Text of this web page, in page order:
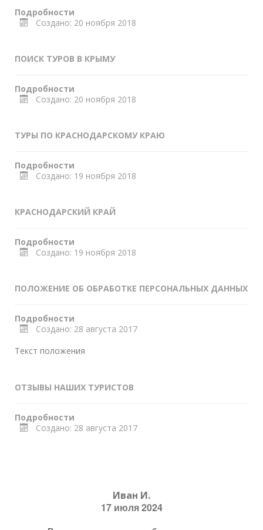
Подробности
Создано: 20 ноября 2018
ПОИСК ТУРОВ В КРЫМУ
Подробности
Создано: 20 ноября 2018
ТУРЫ ПО КРАСНОДАРСКОМУ КРАЮ
Подробности
Создано: 19 ноября 2018
КРАСНОДАРСКИЙ КРАЙ
Подробности
Создано: 19 ноября 2018
ПОЛОЖЕНИЕ ОБ ОБРАБОТКЕ ПЕРСОНАЛЬНЫХ ДАННЫХ
Подробности
Создано: 28 августа 2017
Текст положения
ОТЗЫВЫ НАШИХ ТУРИСТОВ
Подробности
Создано: 28 августа 2017
Иван И.
17 июля 2024